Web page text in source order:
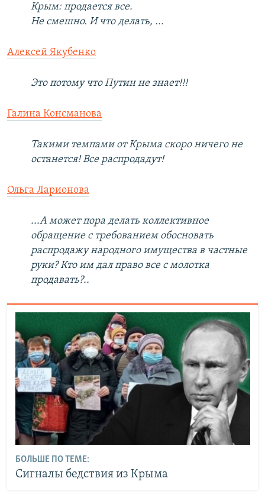
Крым: продается все.
Не смешно. И что делать, ...
Алексей Якубенко
Это потому что Путин не знает!!!
Галина Консманова
Такими темпами от Крыма скоро ничего не
останется! Все распродадут!
Ольга Ларионова
...А может пора делать коллективное
обращение с требованием обосновать
распродажу народного имущества в частные
руки? Кто им дал право все с молотка
продавать?..
БОЛЬШЕ ПО ТЕМЕ:
Сигналы бедствия из Крыма